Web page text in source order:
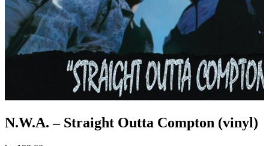
N.W.A. – Straight Outta Compton (vinyl)